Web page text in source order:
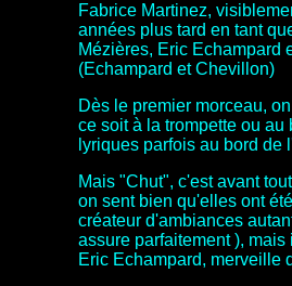
Fabrice Martinez,
années plus tard en tant
Mézières, Eric Echampard
(Echampard et Chevillon)
Dès le premier morceau,
ce soit à la trompette ou
lyriques parfois au bord de
Mais "Chut", c'est avant
on sent bien qu'elles ont
créateur d'ambiances
assure parfaitement ),
Eric Echampard, merveille